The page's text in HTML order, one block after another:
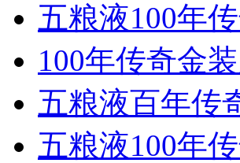
五粮液100年
100年传奇金
五粮液百年传
五粮液100年